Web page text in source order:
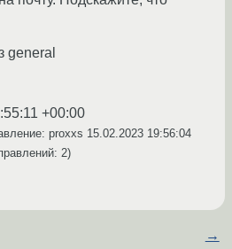
general
+00:00
proxxs 15.02.2023 19:56:04
2)
→